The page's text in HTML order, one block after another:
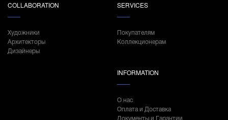
COLLABORATION
Художники
Архитекторы
Дизайнеры
SERVICES
Покупателям
Коллекционерам
INFORMATION
О нас
Оплата и Доставка
Документы и Гарантии